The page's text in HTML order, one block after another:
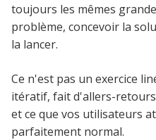
toujours les mêmes
problème, concevoir la
la lancer.
Ce n'est pas un exercice
itératif, fait d'allers-
et ce que vos utilisateurs
parfaitement normal.